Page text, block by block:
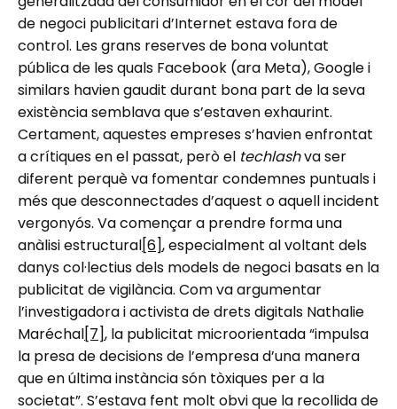
de negoci publicitari d’Internet estava fora de
control. Les grans reserves de bona voluntat
pública de les quals Facebook (ara Meta), Google i
similars havien gaudit durant bona part de la seva
existència semblava que s’estaven exhaurint.
Certament, aquestes empreses s’havien enfrontat
a crítiques en el passat, però el techlashva ser
diferent perquè va fomentar condemnes puntuals i
més que desconnectades d’aquest o aquell incident
vergonyós. Va començar a prendre forma una
anàlisi estructural[6], especialment al voltant dels
danys col·lectius dels models de negoci basats en la
publicitat de vigilància. Com va argumentar
l’investigadora i activista de drets digitals Nathalie
Maréchal[7], la publicitat microorientada “impulsa
la presa de decisions de l’empresa d’una manera
que en última instància són tòxiques per a la
societat”. S’estava fent molt obvi que la recollida de